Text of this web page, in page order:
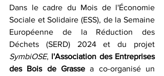
Dans le cadre du Mois de l'Économie
Sociale et Solidaire (ESS), de la Semaine
Européenne de la Réduction des
SymbiOSE, l'Association des Entreprises
des Bois de Grasse a co-organisé un